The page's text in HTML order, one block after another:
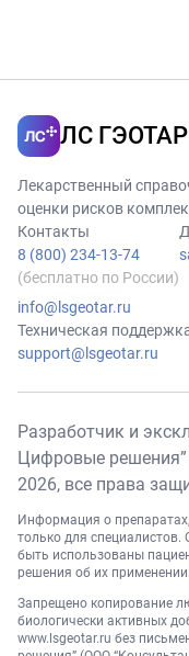
ЛС ГЭОТАР
Лекарственный
оценки рисков
Контакты
8 (800) 234-13-74
(бесплатно по России)
info@lsgeotar.ru
Техническая
support@lsgeotar.ru
Разработчик и
Цифровые решения”
2026, все права
Информация о
только для специалистов.
быть использованы
решения об их применении.
Запрещено копирование
биологически активных
www.lsgeotar.ru без